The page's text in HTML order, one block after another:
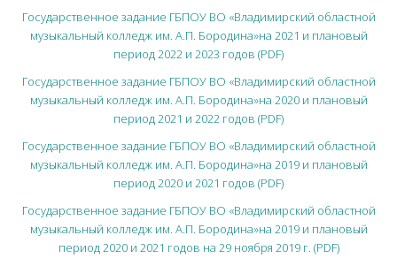
Государственное задание ГБПОУ ВО «Владимирский областной
музыкальный колледж им. А.П. Бородина»на 2021 и плановый
период 2022 и 2023 годов (PDF)
Государственное задание ГБПОУ ВО «Владимирский областной
музыкальный колледж им. А.П. Бородина»на 2020 и плановый
период 2021 и 2022 годов (PDF)
Государственное задание ГБПОУ ВО «Владимирский областной
музыкальный колледж им. А.П. Бородина»на 2019 и плановый
период 2020 и 2021 годов (PDF)
Государственное задание ГБПОУ ВО «Владимирский областной
музыкальный колледж им. А.П. Бородина»на 2019 и плановый
период 2020 и 2021 годов на 29 ноября 2019 г. (PDF)